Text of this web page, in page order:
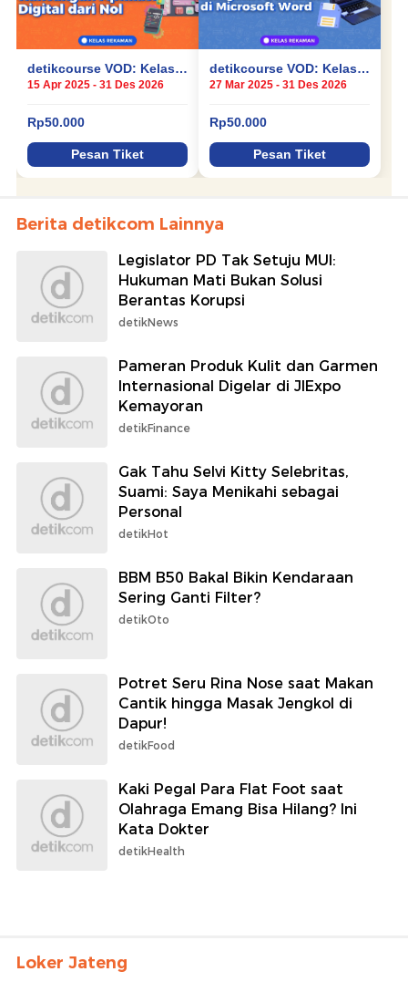
Berita detikcom Lainnya
Legislator PD Tak Setuju MUI:
Hukuman Mati Bukan Solusi
Berantas Korupsi
detikNews
Pameran Produk Kulit dan Garmen
Internasional Digelar di JIExpo
Kemayoran
detikFinance
Gak Tahu Selvi Kitty Selebritas,
Suami: Saya Menikahi sebagai
Personal
detikHot
BBM B50 Bakal Bikin Kendaraan
Sering Ganti Filter?
detikOto
Potret Seru Rina Nose saat Makan
Cantik hingga Masak Jengkol di
Dapur!
detikFood
Kaki Pegal Para Flat Foot saat
Olahraga Emang Bisa Hilang? Ini
Kata Dokter
detikHealth
Loker Jateng